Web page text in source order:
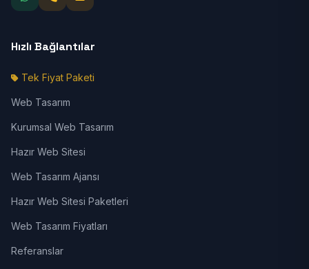
Hızlı Bağlantılar
Tek Fiyat Paketi
Web Tasarım
Kurumsal Web Tasarım
Hazır Web Sitesi
Web Tasarım Ajansı
Hazır Web Sitesi Paketleri
Web Tasarım Fiyatları
Referanslar